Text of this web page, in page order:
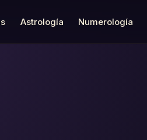
Astrología Numerología